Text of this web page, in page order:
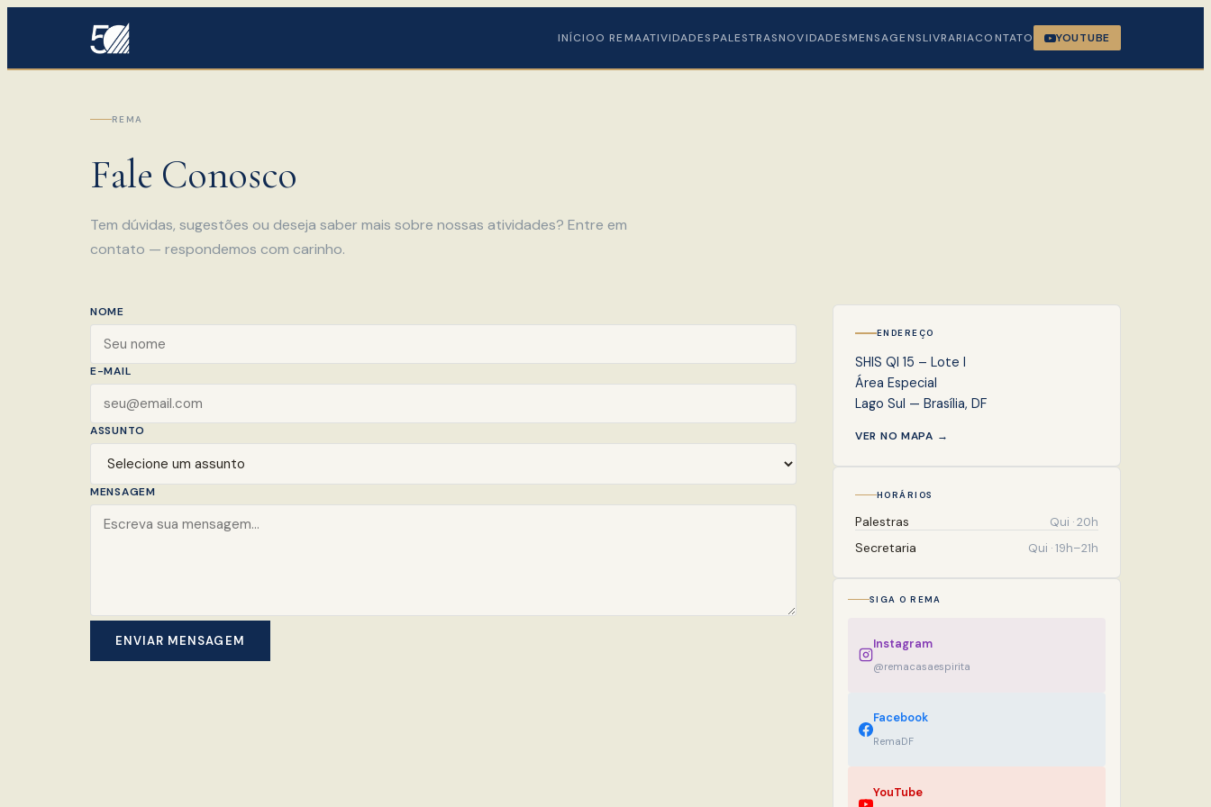
INÍCIOO REMAATIVIDADESPALESTRASNOVIDADESMENSAGENSLIVRARIACONTATO YOUTUBE
REMA
Fale Conosco
Tem dúvidas, sugestões ou deseja saber mais sobre nossas atividades? Entre em
contato — respondemos com carinho.
NOME
E-MAIL
ASSUNTO
MENSAGEM
ENVIAR MENSAGEM
ENDEREÇO
SHIS QI 15 – Lote I
Área Especial
Lago Sul — Brasília, DF
VER NO MAPA →
HORÁRIOS
Palestras Qui · 20h
Secretaria Qui · 19h–21h
SIGA O REMA
Instagram
@remacasaespirita
Facebook
RemaDF
YouTube